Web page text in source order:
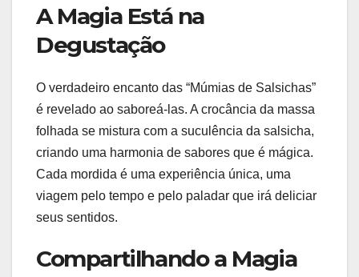
A Magia Está na
Degustação
O verdadeiro encanto das “Múmias de Salsichas”
é revelado ao saboreá-las. A crocância da massa
folhada se mistura com a suculência da salsicha,
criando uma harmonia de sabores que é mágica.
Cada mordida é uma experiência única, uma
viagem pelo tempo e pelo paladar que irá deliciar
seus sentidos.
Compartilhando a Magia